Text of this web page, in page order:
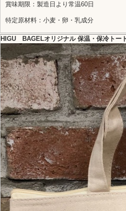
賞味期限：製造日より常温60日
特定原材料：小麦・卵・乳成分
HIGU BAGELオリジナル 保温・保冷トー